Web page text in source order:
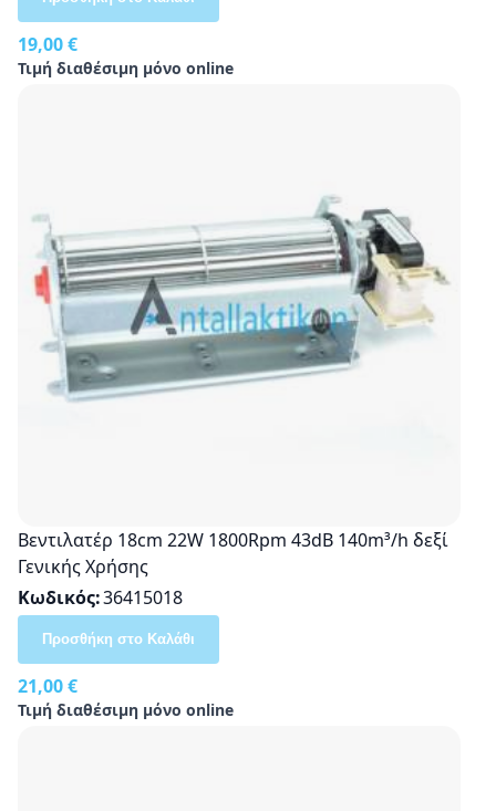
19,00 €
Τιμή διαθέσιμη μόνο online
Βεντιλατέρ 18cm 22W 1800Rpm 43dB 140m³/h δεξί
Γενικής Χρήσης
Κωδικός 36415018
21,00 €
Τιμή διαθέσιμη μόνο online
Προσθήκη στο Καλάθι